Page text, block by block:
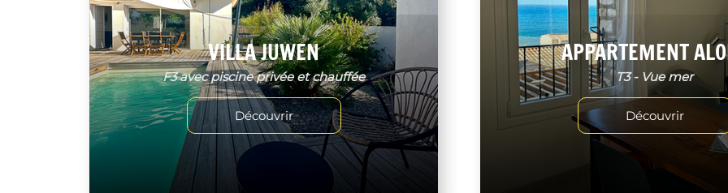
VILLA JUWEN
F3 avec piscine privée et chauffée
Découvrir
APPARTEMENT
T3 - Vue mer
Découvrir